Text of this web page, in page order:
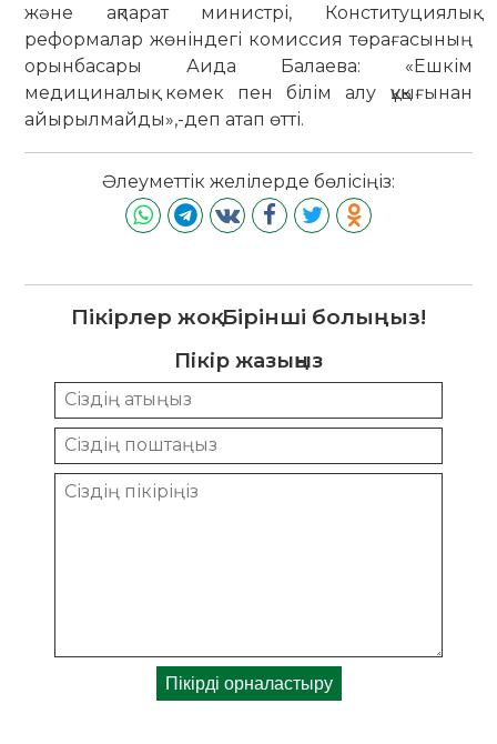
және ақпарат министрі, Конституциялық
реформалар жөніндегі комиссия төрағасының
орынбасары Аида Балаева: «Ешкім
медициналық көмек пен білім алу құқығынан
айырылмайды»,-деп атап өтті.
Әлеуметтік желілерде бөлісіңіз:
Пікірлер жоқ. Бірінші болыңыз!
Пікір жазыңыз